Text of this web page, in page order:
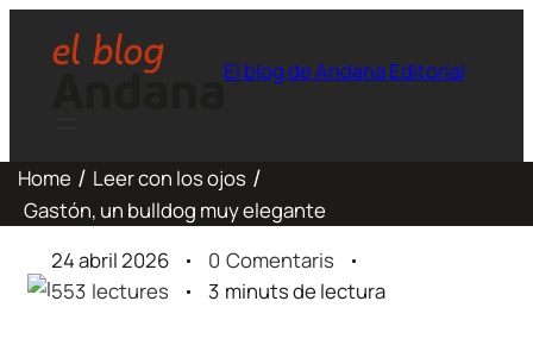
El blog de Andana Editorial
Home
Leer con los ojos
Gastón, un bulldog muy elegante
24 abril 2026
0 Comentaris
553 lectures 3 minuts de lectura